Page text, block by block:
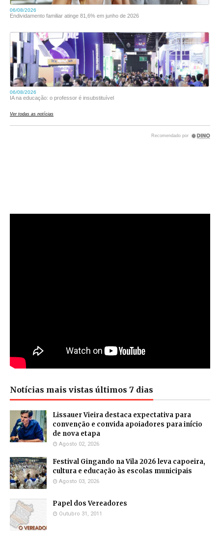
Notícias mais vistas últimos 7 dias
Lissauer Vieira destaca expectativa para
convenção e convida apoiadores para início
de nova etapa
Agosto 02, 2026
Festival Gingando na Vila 2026 leva capoeira,
cultura e educação às escolas municipais
Agosto 03, 2026
Papel dos Vereadores
Outubro 31, 2011